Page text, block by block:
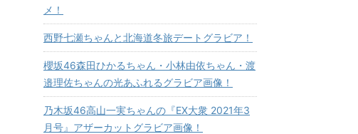
メ！
西野七瀬ちゃんと北海道冬旅デートグラビア！
櫻坂46森田ひかるちゃん・小林由依ちゃん・渡
邉理佐ちゃんの光あふれるグラビア画像！
乃木坂46高山一実ちゃんの『EX大衆 2021年3
月号』アザーカットグラビア画像！